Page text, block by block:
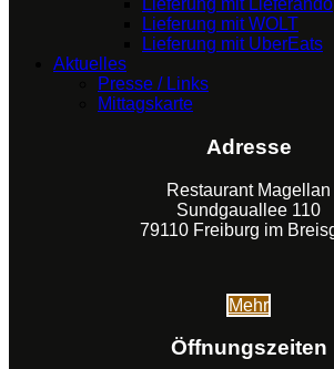
Lieferung mit Lieferando
Lieferung mit WOLT
Lieferung mit UberEats
Aktuelles
Presse / Links
Mittagskarte
Adresse
Restaurant Magellan
Sundgauallee 110
79110 Freiburg im
Mehr
Öffnungszeiten